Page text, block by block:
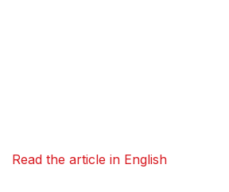
Read the article in English